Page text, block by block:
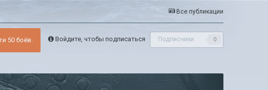
Все публикации
Войдите, чтобы подписаться Подписчики 0
50 боёв.